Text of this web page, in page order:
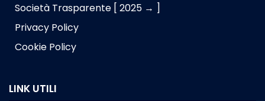
Società Trasparente [ 2025 → ]
Privacy Policy
Cookie Policy
LINK UTILI